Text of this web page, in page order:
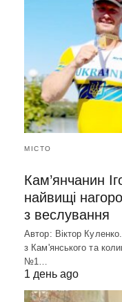
МІСТО
Кам’янчанин
найвищі
з веслування
Автор: Віктор
з Кам'янського та
№1…
1 день ago